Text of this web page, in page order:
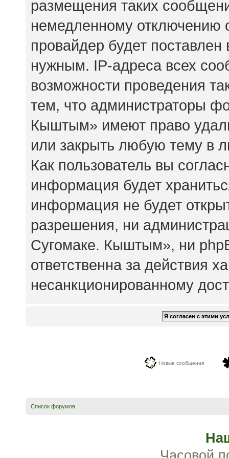
размещения таких
немедленному отключению
провайдер будет
нужным. IP-адреса всех
возможности проведения
тем, что администраторы
Кыштым» имеют право
или закрыть любую тему в
Как пользователь вы
информация будет
информация не будет
разрешения, ни
Сугомаке. Кыштым», ни
ответственна за действия
несанкционированному
Новые сообщения
Список форумов